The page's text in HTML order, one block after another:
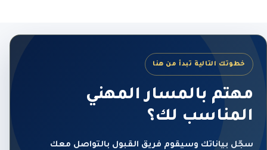
خطوتك التالية تبدأ من هنا
مهتم بالمسار المهني
المناسب لك؟
سجّل بياناتك وسيقوم فريق القبول بالتواصل معك